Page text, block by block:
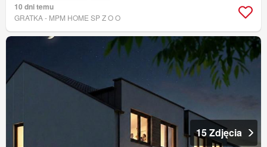
10 dni temu
GRATKA - MPM HOME SP Z O O
15 Zdjęcia